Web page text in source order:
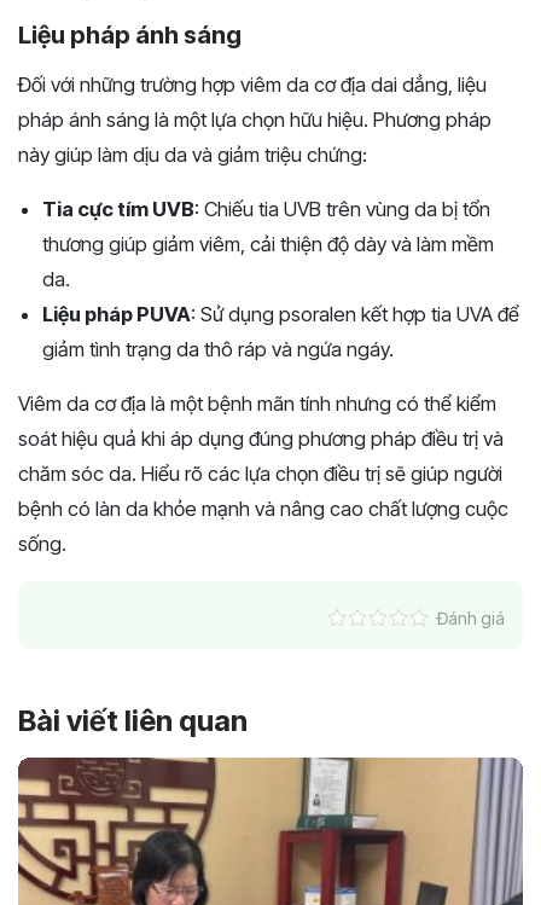
Liệu pháp ánh sáng
Đối với những trường hợp viêm da cơ địa dai dẳng, liệu
pháp ánh sáng là một lựa chọn hữu hiệu. Phương pháp
này giúp làm dịu da và giảm triệu chứng:
Tia cực tím UVB: Chiếu tia UVB trên vùng da bị tổn
thương giúp giảm viêm, cải thiện độ dày và làm mềm
da.
Liệu pháp PUVA: Sử dụng psoralen kết hợp tia UVA để
giảm tình trạng da thô ráp và ngứa ngáy.
Viêm da cơ địa là một bệnh mãn tính nhưng có thể kiểm
soát hiệu quả khi áp dụng đúng phương pháp điều trị và
chăm sóc da. Hiểu rõ các lựa chọn điều trị sẽ giúp người
bệnh có làn da khỏe mạnh và nâng cao chất lượng cuộc
sống​​​.
Đánh giá
Bài viết liên quan